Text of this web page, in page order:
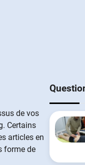
de vos
Certains
articles en
forme de